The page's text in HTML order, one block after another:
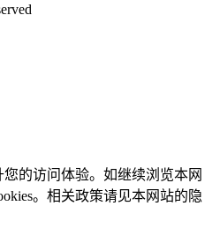
的访问体验。如继续浏览本网
。相关政策请见本网站的隐